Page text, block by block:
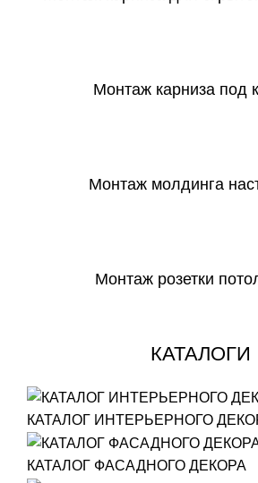
Монтаж карниза под
Монтаж молдинга
Монтаж розетки
КАТАЛОГИ
КАТАЛОГ ИНТЕРЬЕРНОГО
КАТАЛОГ ФАСАДНОГО ДЕКОРА